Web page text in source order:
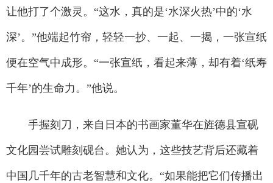
让他打了个激灵。“这水，真的是‘水深火热’中的‘水
深’。”他端起竹帘，轻轻一抄、一起、一揭，一张宣纸
便在空气中成形。“一张宣纸，看起来薄，却有着‘纸寿
千年’的生命力。”他说。
手握刻刀，来自日本的书画家董华在旌德县宣砚
文化园尝试雕刻砚台。她认为，这些技艺背后还藏着
中国几千年的古老智慧和文化。“如果能把它们传播出